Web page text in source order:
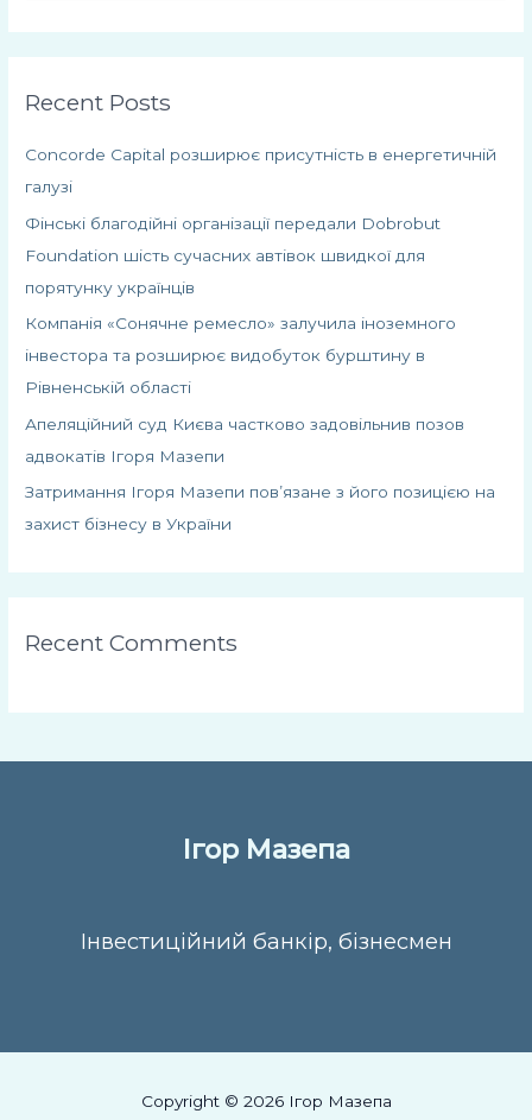
т
Recent Posts
Concorde Capital розширює присутність в енергетичній
галузі
Фінські благодійні організації передали Dobrobut
Foundation шість сучасних автівок швидкої для
порятунку українців
Компанія «Сонячне ремесло» залучила іноземного
інвестора та розширює видобуток бурштину в
Рівненській області
Апеляційний суд Києва частково задовільнив позов
адвокатів Ігоря Мазепи
Затримання Ігоря Мазепи пов’язане з його позицією на
захист бізнесу в України
Recent Comments
Ігор Мазепа
Інвестиційний банкір, бізнесмен
Copyright © 2026 Ігор Мазепа